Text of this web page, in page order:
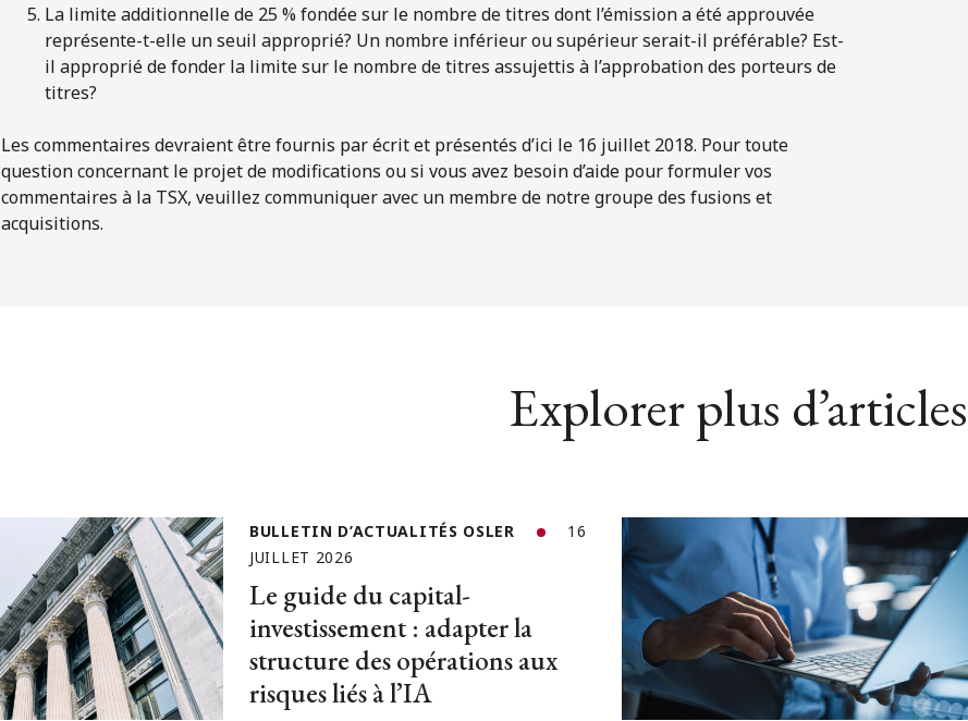
La limite additionnelle de 25 % fondée sur le nombre de titres dont l’émission a été approuvée
représente-t-elle un seuil approprié? Un nombre inférieur ou supérieur serait-il préférable? Est-
il approprié de fonder la limite sur le nombre de titres assujettis à l’approbation des porteurs de
titres?
Les commentaires devraient être fournis par écrit et présentés d’ici le 16 juillet 2018. Pour toute
question concernant le projet de modifications ou si vous avez besoin d’aide pour formuler vos
commentaires à la TSX, veuillez communiquer avec un membre de notre groupe des fusions et
acquisitions.
Explorer plus d’articles
BULLETIN D’ACTUALITÉS OSLER
16
JUILLET 2026
Le guide du capital-
investissement : adapter la
structure des opérations aux
risques liés à l’IA